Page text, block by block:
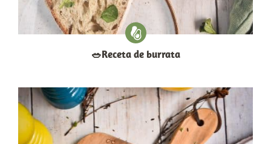
​🥗​Receta de burrata